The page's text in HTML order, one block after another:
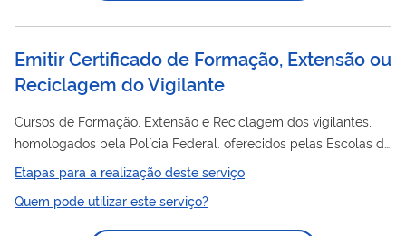
Emitir Certificado de Formação, Extensão ou
Reciclagem do Vigilante
Cursos de Formação, Extensão e Reciclagem dos vigilantes,
homologados pela Polícia Federal. oferecidos pelas Escolas de
Formação de Vigilantes devidamente autorizadas, com
emissão dos Certificados de Conclusão de Cursos.
Etapas para a realização deste serviço
Quem pode utilizar este serviço?